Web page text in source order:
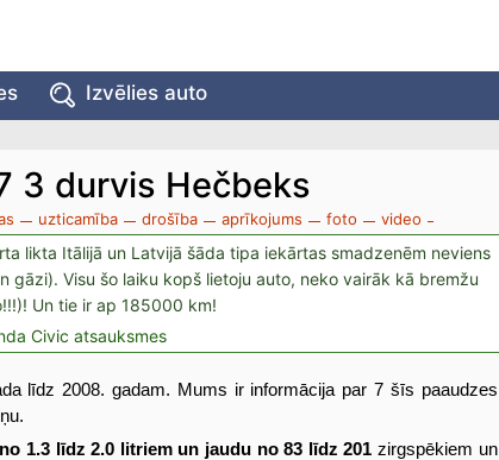
Izvēlies auto
3 durvis Hečbeks
uzticamība drošība aprīkojums foto video
likta Itālijā un Latvijā šāda tipa iekārtas smadzenēm neviens
Visu šo laiku kopš lietoju auto, neko vairāk kā bremžu
Un tie ir ap 185000 km!
Civic atsauksmes
līdz 2008. gadam. Mums ir informācija par 7 šīs paaudzes
1.3 līdz 2.0 litriem un jaudu no 83 līdz 201 zirgspēkiem un